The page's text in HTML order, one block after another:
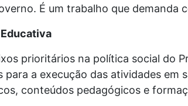
É um trabalho que demanda
prioritários na política social do
para a execução das atividades em
conteúdos pedagógicos e